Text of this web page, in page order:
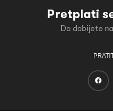
Pretplati
Da dobijete